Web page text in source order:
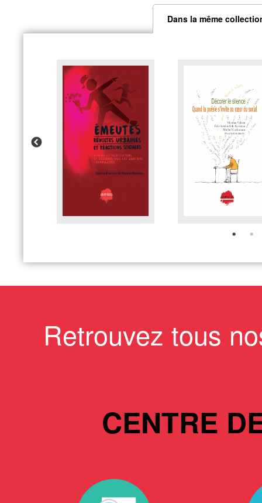
Dans la même
Retrouvez tous
CENTRE